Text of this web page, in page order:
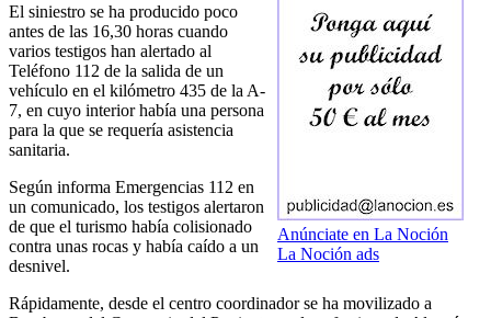
Anúnciate en La Noción
La Noción ads
El siniestro se ha producido poco
antes de las 16,30 horas cuando
varios testigos han alertado al
Teléfono 112 de la salida de un
vehículo en el kilómetro 435 de la A-
7, en cuyo interior había una persona
para la que se requería asistencia
sanitaria.
Según informa Emergencias 112 en
un comunicado, los testigos alertaron
de que el turismo había colisionado
contra unas rocas y había caído a un
desnivel.
Rápidamente, desde el centro coordinador se ha movilizado a